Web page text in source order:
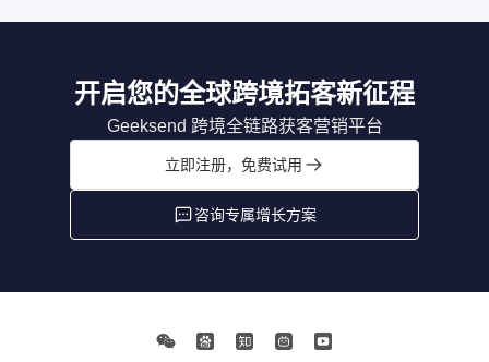
开启您的全球跨境拓客新征程
Geeksend 跨境全链路获客营销平台
立即注册，免费试用
咨询专属增长方案